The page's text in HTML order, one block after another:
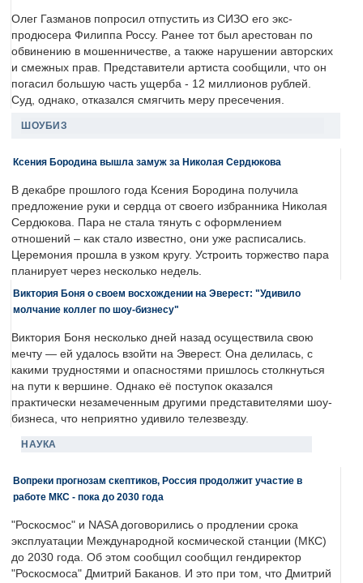
Олег Газманов попросил отпустить из СИЗО его экс-
продюсера Филиппа Россу. Ранее тот был арестован по
обвинению в мошенничестве, а также нарушении авторских
и смежных прав. Представители артиста сообщили, что он
погасил большую часть ущерба - 12 миллионов рублей.
Суд, однако, отказался смягчить меру пресечения.
ШОУБИЗ
Ксения Бородина вышла замуж за Николая Сердюкова
В декабре прошлого года Ксения Бородина получила
предложение руки и сердца от своего избранника Николая
Сердюкова. Пара не стала тянуть с оформлением
отношений – как стало известно, они уже расписались.
Церемония прошла в узком кругу. Устроить торжество пара
планирует через несколько недель.
Виктория Боня о своем восхождении на Эверест: "Удивило
молчание коллег по шоу-бизнесу"
Виктория Боня несколько дней назад осуществила свою
мечту — ей удалось взойти на Эверест. Она делилась, с
какими трудностями и опасностями пришлось столкнуться
на пути к вершине. Однако её поступок оказался
практически незамеченным другими представителями шоу-
бизнеса, что неприятно удивило телезвезду.
НАУКА
Вопреки прогнозам скептиков, Россия продолжит участие в
работе МКС - пока до 2030 года
"Роскосмос" и NASA договорились о продлении срока
эксплуатации Международной космической станции (МКС)
до 2030 года. Об этом сообщил сообщил гендиректор
"Роскосмоса" Дмитрий Баканов. И это при том, что Дмитрий